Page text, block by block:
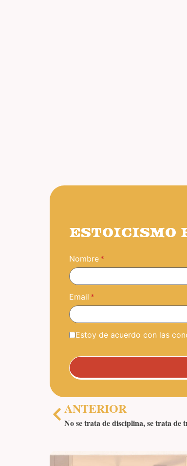
ESTOICISMO
Nombre
Email
Estoy de acuerdo con las
ANTERIOR
No se trata de disciplina, se trata